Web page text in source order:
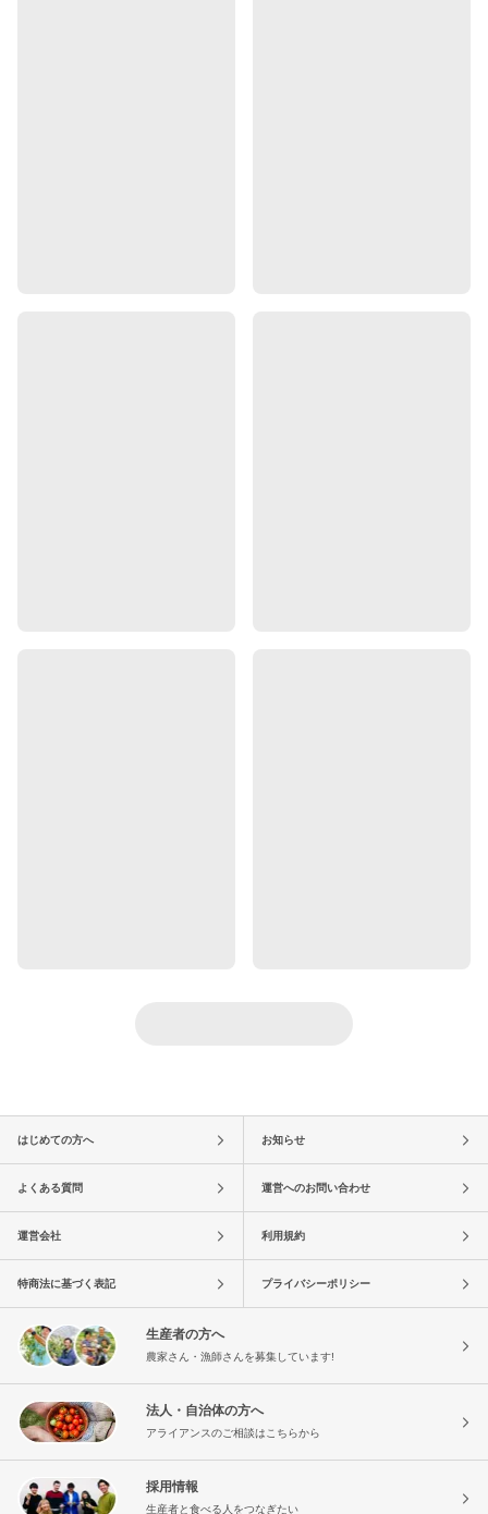
はじめての方へ お知らせ
よくある質問 運営へのお問い合わせ
運営会社 利用規約
特商法に基づく表記 プライバシーポリシー
生産者の方へ
農家さん・漁師さんを募集しています!
法人・自治体の方へ
アライアンスのご相談はこちらから
採用情報
生産者と食べる人をつなぎたい